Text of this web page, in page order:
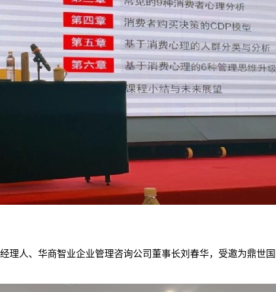
理人、华商智业企业管理咨询公司董事长刘春华，受邀为鼎世